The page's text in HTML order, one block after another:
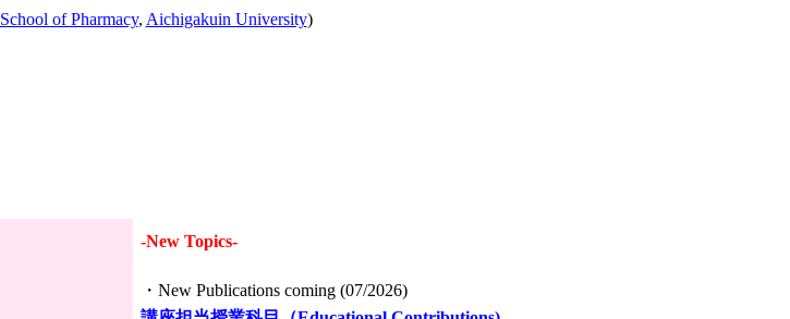
School of Pharmacy, Aichigakuin University)
-New Topics-
・ New Publications coming (07/2026)